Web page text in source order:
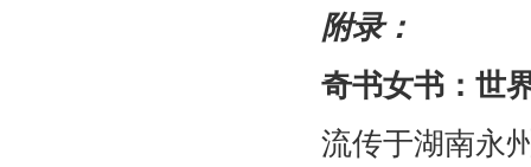
附录：
奇书女书：世
流传于湖南永